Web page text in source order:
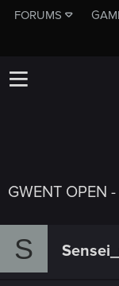
FORUMS
GWENT OPEN
S